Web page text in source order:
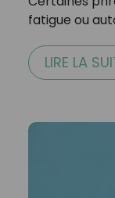
fatigue ou
LIRE LA